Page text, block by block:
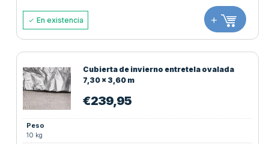
En existencia +
Cubierta de invierno entretela ovalada
7,30 x 3,60 m
€239,95
Peso
10 kg